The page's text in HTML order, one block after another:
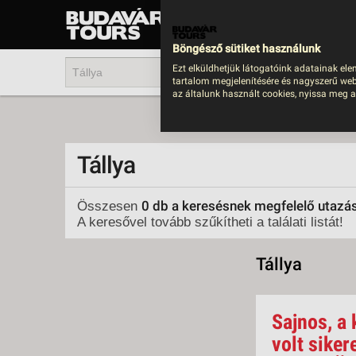
UTAZÁS
Tállya
Összesen 0 db a keresésnek megfelelő
A keresővel tovább szűkítheti a találati listát!
Tállya
Sajnos, a
volt
Böngésző sütiket használunk
Ezt elküldhetjük látogatóink adatainak
tartalom megjelenítésére és nagyszerű
az általunk használt cookies, nyissa meg